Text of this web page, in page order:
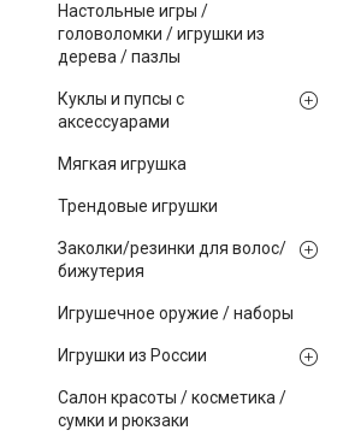
Настольные игры /
головоломки / игрушки из
дерева / пазлы
Куклы и пупсы с
аксессуарами
Мягкая игрушка
Трендовые игрушки
Заколки/резинки для волос/
бижутерия
Игрушечное оружие / наборы
Игрушки из России
Салон красоты / косметика /
сумки и рюкзаки